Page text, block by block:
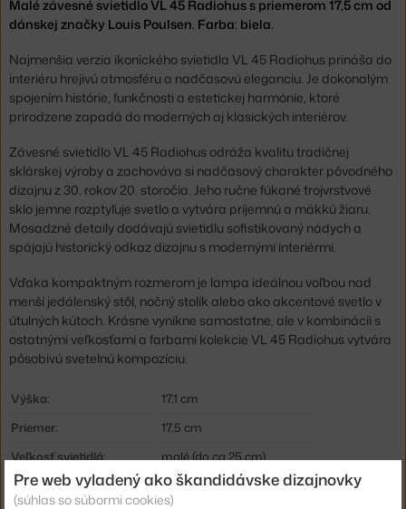
Malé závesné svietidlo VL 45 Radiohus s priemerom 17,5 cm od
dánskej značky Louis Poulsen. Farba: biela.
Najmenšia verzia ikonického svietidla VL 45 Radiohus prináša do
interiéru hrejivú atmosféru a nadčasovú eleganciu. Je dokonalým
spojením histórie, funkčnosti a estetickej harmónie, ktoré
prirodzene zapadá do moderných aj klasických interiérov.
Závesné svietidlo VL 45 Radiohus odráža kvalitu tradičnej
sklárskej výroby a zachováva si nadčasový charakter pôvodného
dizajnu z 30. rokov 20. storočia. Jeho ručne fúkané trojvrstvové
sklo jemne rozptyľuje svetlo a vytvára príjemnú a mäkkú žiaru.
Mosadzné detaily dodávajú svietidlu sofistikovaný nádych a
spájajú historický odkaz dizajnu s modernými interiérmi.
Vďaka kompaktným rozmerom je lampa ideálnou voľbou nad
menší jedálenský stôl, nočný stolík alebo ako akcentové svetlo v
útulných kútoch. Krásne vynikne samostatne, ale v kombinácii s
ostatnými veľkosťami a farbami kolekcie VL 45 Radiohus vytvára
pôsobivú svetelnú kompozíciu.
Výška:
17,1 cm
Priemer:
17,5 cm
Veľkosť svietidlá:
malé (do ca 25 cm)
Farba:
biela
Pre web vyladený ako škandidávske dizajnovky
(súhlas so súbormi cookies)